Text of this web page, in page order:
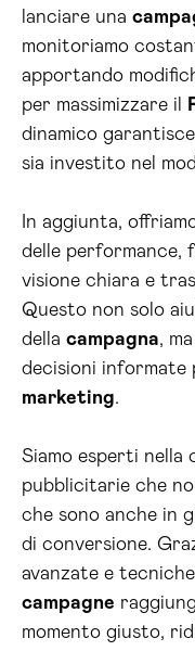
lanciare una
monitoriamo
apportando
per massimizzare il
dinamico
sia investito nel
In aggiunta,
delle performance,
visione chiara e
Questo non solo
della campagna,
decisioni
marketing.
Siamo esperti nella
pubblicitarie che
che sono anche in
di conversione.
avanzate e
campagne
momento giusto,